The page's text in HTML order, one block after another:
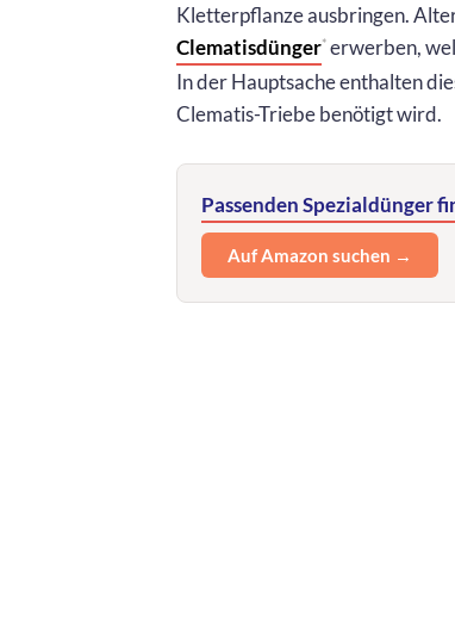
Kletterpflanze ausbringen.
Clematisdünger* erwerben,
In der Hauptsache enthalten
Clematis-Triebe benötigt wird.
Passenden Spezialdünger
Auf Amazon suchen →